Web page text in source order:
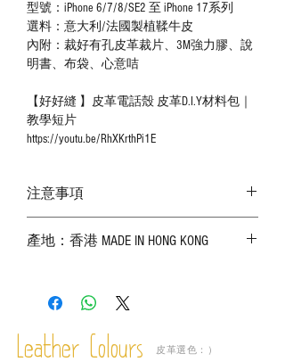
型號：iPhone 6/7/8/SE2 至 iPhone 17系列
選料：意大利/法國製植鞣牛皮
內附：裁好有孔皮革裁片、3M強力膠、說
明書、布袋、心意咭
【好好縫 】皮革電話殼 皮革D.I.Y材料包｜
教學短片
https://youtu.be/RhXKrthPi1E
注意事項
實物為準；
－ 植鞣皮革容易受環境、使用程度等產生
成後定期在皮面塗上皮革專用清潔劑及貂
鼠油等；
產地：香港 MADE IN HONG KONG
皮革選色：）